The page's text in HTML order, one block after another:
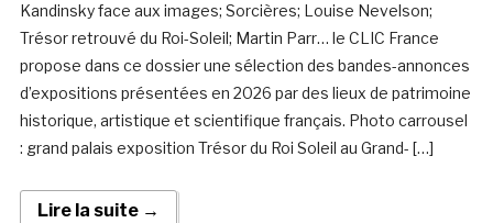
Kandinsky face aux images; Sorcières; Louise Nevelson;
Trésor retrouvé du Roi-Soleil; Martin Parr… le CLIC France
propose dans ce dossier une sélection des bandes-annonces
d’expositions présentées en 2026 par des lieux de patrimoine
historique, artistique et scientifique français. Photo carrousel
: grand palais exposition Trésor du Roi Soleil au Grand- […]
Lire la suite →